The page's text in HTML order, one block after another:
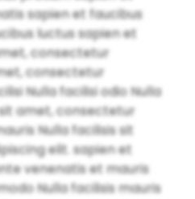
sapien et faucibus
luctus sapien et
consectetur
consectetur
Nulla facilisi odio Nulla
amet, consectetur
Nulla facilisis sit
elit. sapien et
venenatis et mauris
Nulla facilisis mauris